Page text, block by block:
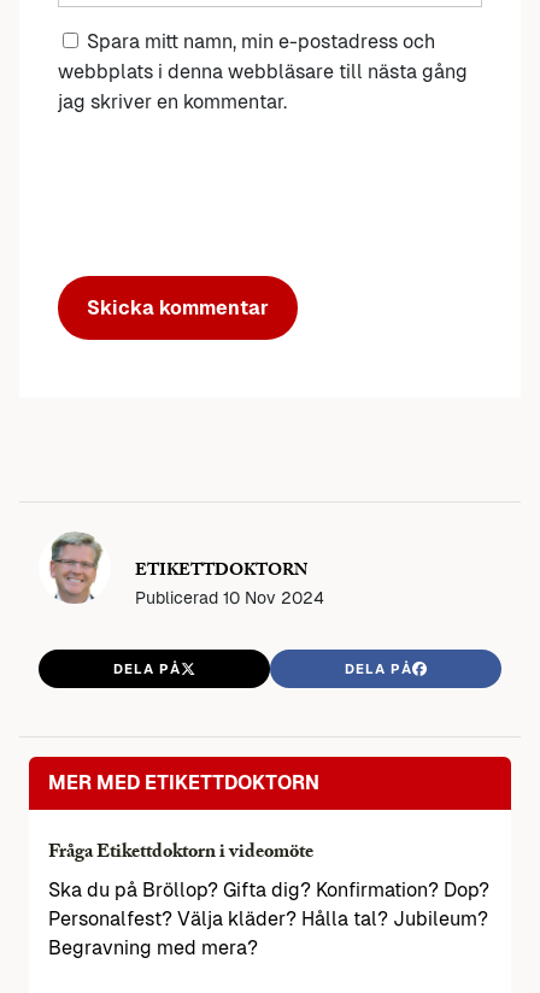
Spara mitt namn, min e-postadress och
webbplats i denna webbläsare till nästa gång
jag skriver en kommentar.
ETIKETTDOKTORN
Publicerad 10 Nov 2024
DELA PÅ DELA PÅ
MER MED ETIKETTDOKTORN
Fråga Etikettdoktorn i videomöte
Ska du på Bröllop? Gifta dig? Konfirmation? Dop?
Personalfest? Välja kläder? Hålla tal? Jubileum?
Begravning med mera?